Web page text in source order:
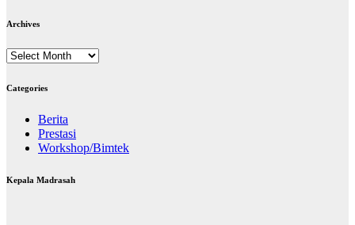
Archives
Archives
Categories
Berita
Prestasi
Workshop/Bimtek
Kepala Madrasah